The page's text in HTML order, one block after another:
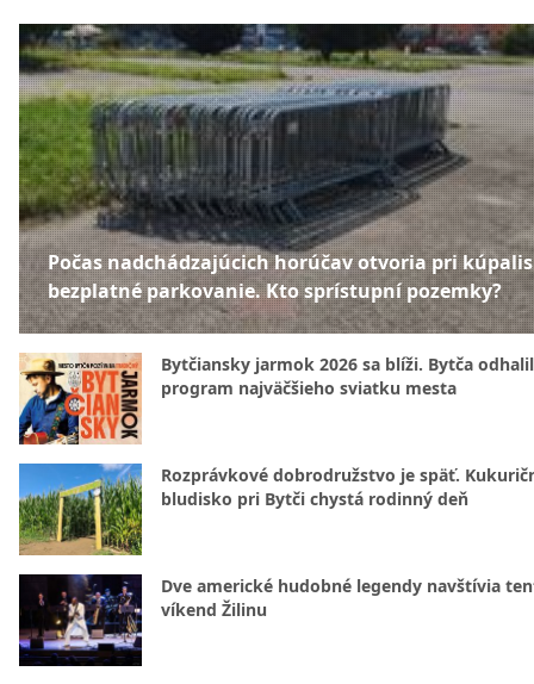
Počas nadchádzajúcich horúčav otvoria pri
bezplatné parkovanie. Kto sprístupní pozemky?
Bytčiansky jarmok 2026 sa blíži. Bytča
program najväčšieho sviatku mesta
Rozprávkové dobrodružstvo je späť.
bludisko pri Bytči chystá rodinný deň
Dve americké hudobné legendy navštívia
víkend Žilinu